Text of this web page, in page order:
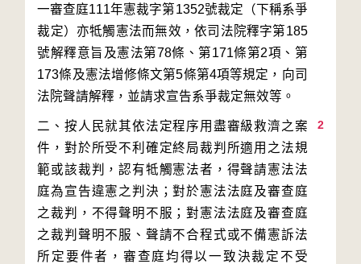
一審查庭111年憲裁字第1352號裁定（下稱系爭
裁定）亦牴觸憲法而無效，依司法院釋字第185
號解釋意旨及憲法第78條、第171條第2項、第
173條及憲法增修條文第5條第4項等規定，向司
2
二、按人民就其依法定程序用盡審級救濟之案
件，對於所受不利確定終局裁判所適用之法規
範或該裁判，認有牴觸憲法者，得聲請憲法法
庭為宣告違憲之判決；對於憲法法庭及審查庭
之裁判，不得聲明不服；對憲法法庭及審查庭
之裁判聲明不服、聲請不合程式或不備憲訴法
所定要件者，審查庭均得以一致決裁定不受